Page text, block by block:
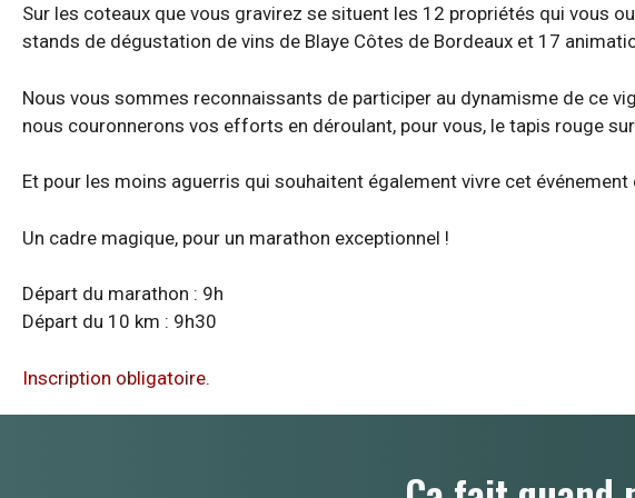
Sur les coteaux que vous gravirez se situent les 12 propriétés qui vous
stands de dégustation de vins de Blaye Côtes de Bordeaux et 17
Nous vous sommes reconnaissants de participer au dynamisme de ce
nous couronnerons vos efforts en déroulant, pour vous, le tapis rouge
Et pour les moins aguerris qui souhaitent également vivre cet
Un cadre magique, pour un marathon exceptionnel !
Départ du marathon : 9h
Départ du 10 km : 9h30
Inscription obligatoire.